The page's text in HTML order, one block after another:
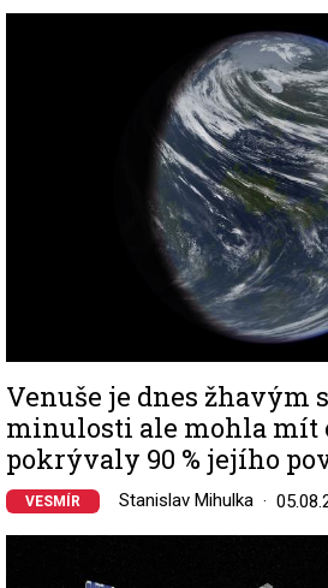
Venuše je dnes žhavým
minulosti ale mohla mít
pokrývaly 90 % jejího
VESMÍR Stanislav Mihulka